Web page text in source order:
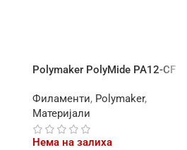
Polymaker PolyMide PA12-CF
Филаменти, Polymaker,
Материјали
Нема на залиха